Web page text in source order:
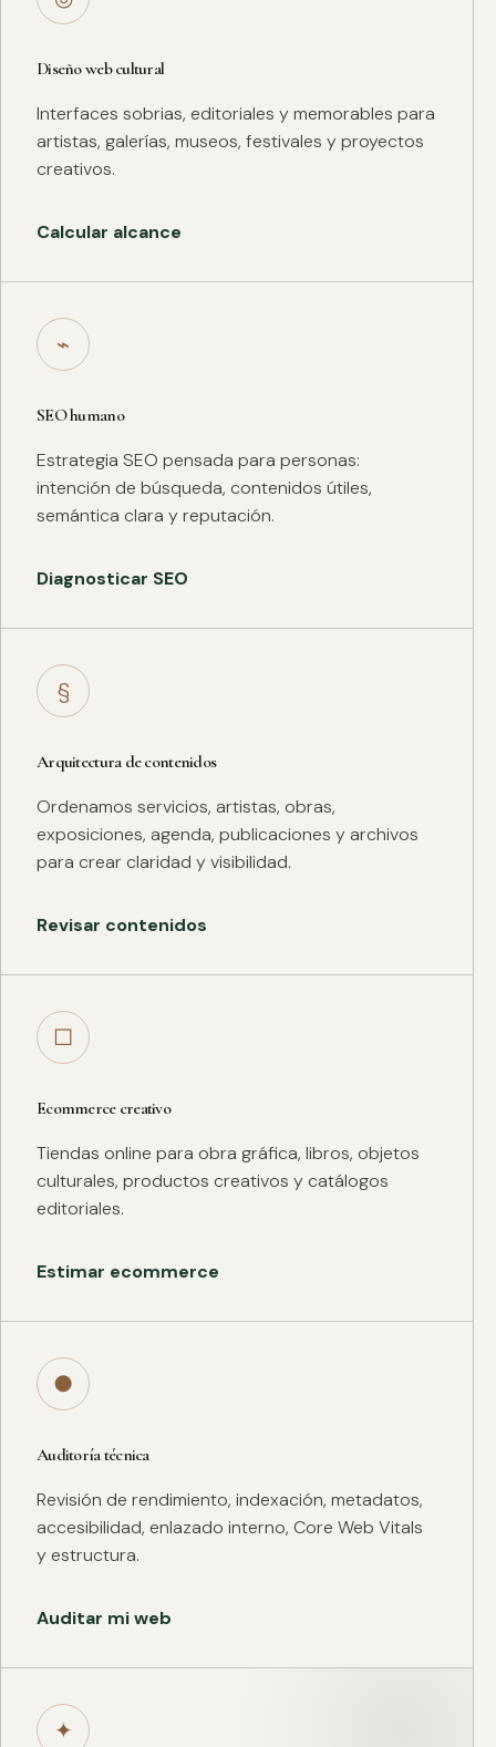
Diseño web cultural
Interfaces sobrias, editoriales y memorables para
artistas, galerías, museos, festivales y proyectos
creativos.
Calcular alcance
⌁
SEO humano
Estrategia SEO pensada para personas:
intención de búsqueda, contenidos útiles,
semántica clara y reputación.
Diagnosticar SEO
§
Arquitectura de contenidos
Ordenamos servicios, artistas, obras,
exposiciones, agenda, publicaciones y archivos
para crear claridad y visibilidad.
Revisar contenidos
□
Ecommerce creativo
Tiendas online para obra gráfica, libros, objetos
culturales, productos creativos y catálogos
editoriales.
Estimar ecommerce
●
Auditoría técnica
Revisión de rendimiento, indexación, metadatos,
accesibilidad, enlazado interno, Core Web Vitals
y estructura.
Auditar mi web
✦